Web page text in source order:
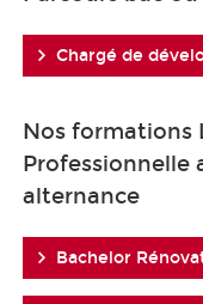
Chargé de
Nos formations
Professionnelle
alternance
Bachelor